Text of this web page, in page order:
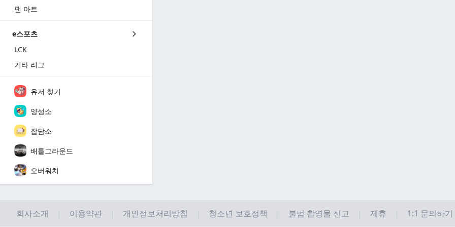
팬 아트
e스포츠
LCK
기타 리그
유저 찾기
양성소
잡담소
배틀그라운드
오버워치
회사소개 이용약관 개인정보처리방침 청소년 보호정책 불법 촬영물 신고 제휴 1:1 문의하기